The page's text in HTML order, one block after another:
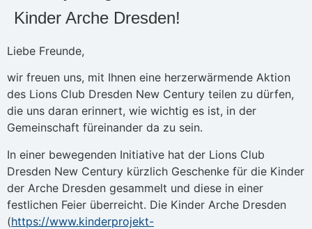
Kinder Arche Dresden!
Liebe Freunde,
wir freuen uns, mit Ihnen eine herzerwärmende Aktion
des Lions Club Dresden New Century teilen zu dürfen,
die uns daran erinnert, wie wichtig es ist, in der
Gemeinschaft füreinander da zu sein.
In einer bewegenden Initiative hat der Lions Club
Dresden New Century kürzlich Geschenke für die Kinder
der Arche Dresden gesammelt und diese in einer
festlichen Feier überreicht. Die Kinder Arche Dresden
(https://www.kinderprojekt-